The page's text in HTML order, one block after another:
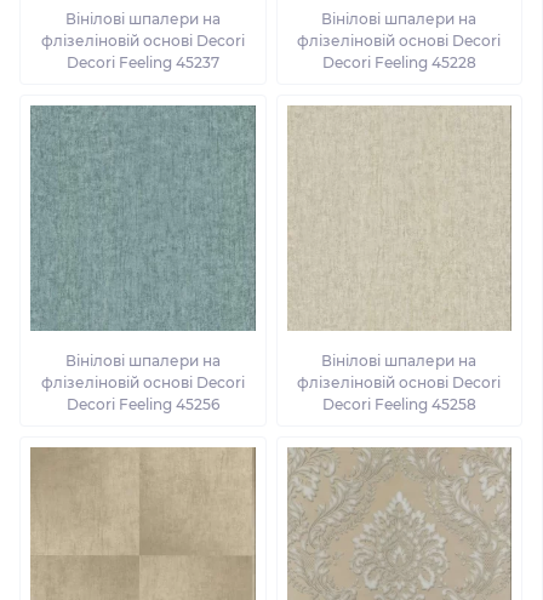
Вінілові шпалери на
флізеліновій основі Decori
Decori Feeling 45237
Вінілові шпалери на
флізеліновій основі Decori
Decori Feeling 45228
Вінілові шпалери на
флізеліновій основі Decori
Decori Feeling 45256
Вінілові шпалери на
флізеліновій основі Decori
Decori Feeling 45258